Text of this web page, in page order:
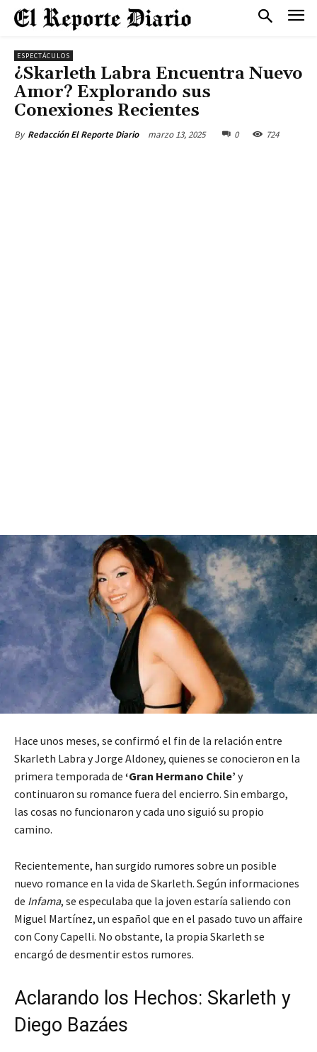
ESPECTÁCULOS
¿Skarleth Labra Encuentra Nuevo
Amor? Explorando sus
Conexiones Recientes
By Redacción El Reporte Diario marzo 13, 2025 0 724
Hace unos meses, se confirmó el fin de la relación entre
Skarleth Labra y Jorge Aldoney, quienes se conocieron en la
primera temporada de ‘Gran Hermano Chile’ y
continuaron su romance fuera del encierro. Sin embargo,
las cosas no funcionaron y cada uno siguió su propio
camino.
Recientemente, han surgido rumores sobre un posible
nuevo romance en la vida de Skarleth. Según informaciones
de Infama, se especulaba que la joven estaría saliendo con
Miguel Martínez, un español que en el pasado tuvo un affaire
con Cony Capelli. No obstante, la propia Skarleth se
encargó de desmentir estos rumores.
Aclarando los Hechos: Skarleth y
Diego Bazáes